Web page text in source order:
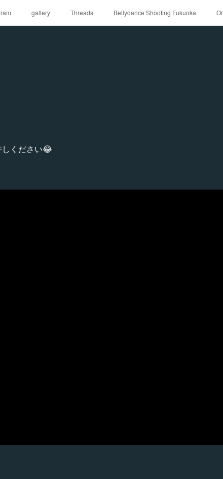
gallery Threads Bellydance Shooting Fukuoka
ください😂